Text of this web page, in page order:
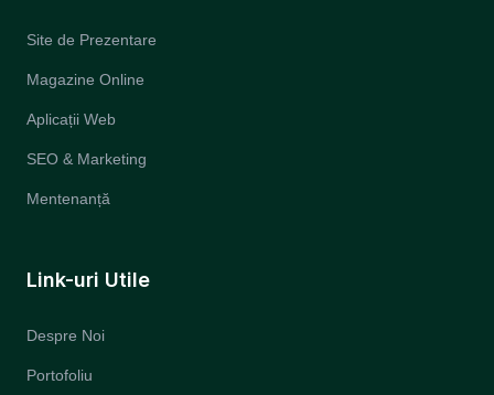
Site de Prezentare
Magazine Online
Aplicații Web
SEO & Marketing
Mentenanță
Link-uri Utile
Despre Noi
Portofoliu